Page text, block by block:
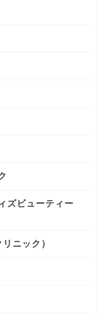
ズビューティー
ニック）